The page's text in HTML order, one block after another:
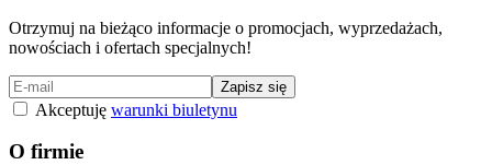
Otrzymuj na bieżąco informacje o promocjach, wyprzedażach,
nowościach i ofertach specjalnych!
Zapisz się
Akceptuję warunki biuletynu
O firmie